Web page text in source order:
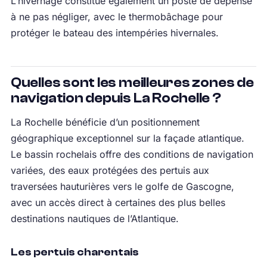
à ne pas négliger, avec le thermobâchage pour
protéger le bateau des intempéries hivernales.
Quelles sont les meilleures zones de
navigation depuis La Rochelle ?
La Rochelle bénéficie d’un positionnement
géographique exceptionnel sur la façade atlantique.
Le bassin rochelais offre des conditions de navigation
variées, des eaux protégées des pertuis aux
traversées hauturières vers le golfe de Gascogne,
avec un accès direct à certaines des plus belles
destinations nautiques de l’Atlantique.
Les pertuis charentais